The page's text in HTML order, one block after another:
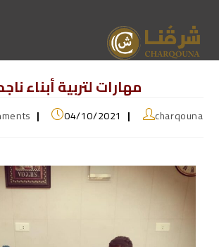
مهارات لتربية أبناء
charqouna
04/10/2021